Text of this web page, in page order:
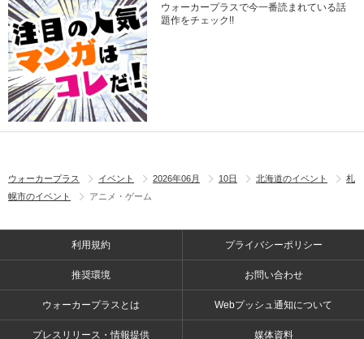
ウォーカープラスで今一番読まれている話
題作をチェック!!
ウォーカープラス イベント 2026年06月 10日 北海道のイベント
札
幌市のイベント
アニメ・ゲーム
利用規約 プライバシーポリシー
推奨環境 お問い合わせ
ウォーカープラスとは Webプッシュ通知について
プレスリリース・情報提供 媒体資料